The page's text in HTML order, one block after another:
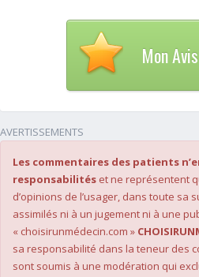
Mon Avis
AVERTISSEMENTS
Les commentaires des patients
responsabilités et ne représentent
d’opinions de l’usager, dans toute sa
assimilés ni à un jugement ni à une
« choisirunmédecin.com »
sa responsabilité dans la teneur des
sont soumis à une modération qui